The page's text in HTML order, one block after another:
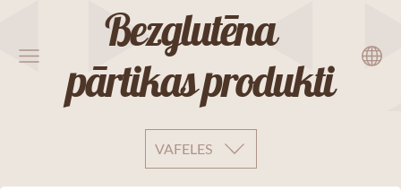
Bezglutēna
pārtikas produkti
VAFELES